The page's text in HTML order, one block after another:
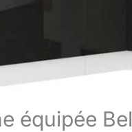
équipée